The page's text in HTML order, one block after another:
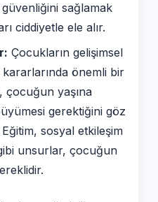
sağlamak
ciddiyetle ele alır.
Çocukların gelişimsel
önemli bir
çocuğun yaşına
gerektiğini göz
sosyal etkileşim
unsurlar, çocuğun